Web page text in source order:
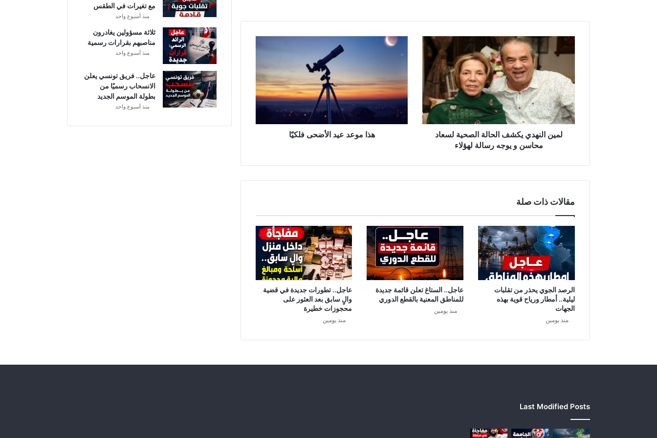
لمين
الصحية
لسعاد
محاسن
و
يوجه
رسالةلمين النهدي يكشف الحالة الصحية لسعاد
محاسن و يوجه رسالة لهؤلاء
فلكيّا
هذا موعد عيد الأضحى فلكيّا
مقالات ذات صلة
الرصد الجوي يحذر من تقلبات
ليلية.. أمطار ورياح قوية بهذه
الجهات
منذ يومين
عاجل.. الستاغ تعلن قائمة جديدة
للمناطق المعنية بالقطع الدوري
منذ يومين
عاجل.. تطورات جديدة في قضية
والٍ سابق بعد العثور على
محجوزات خطيرة
منذ يومين
مع تغيرات في الطقس
منذ أسبوع واحد
ثلاثة مسؤولين يغادرون
مناصبهم بقرارات رسمية
منذ أسبوع واحد
عاجل.. فريق تونسي يعلن
الانسحاب رسميًا من
بطولة الموسم الجديد
منذ أسبوع واحد
Last Modified Posts